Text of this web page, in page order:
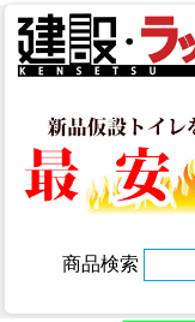
商品検索